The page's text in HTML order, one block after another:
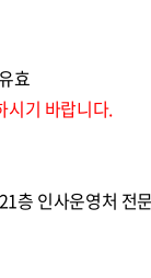
효
시기 바랍니다.
층 인사운영처 전